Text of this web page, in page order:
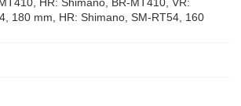
180 mm, HR: Shimano, SM-RT54, 160